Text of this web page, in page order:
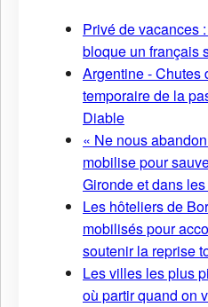
Privé de vacances
bloque un français
Argentine - Chutes
temporaire de la
Diable
« Ne nous
mobilise pour
Gironde et dans
Les hôteliers de
mobilisés pour
soutenir la reprise
Les villes les plus
où partir quand on